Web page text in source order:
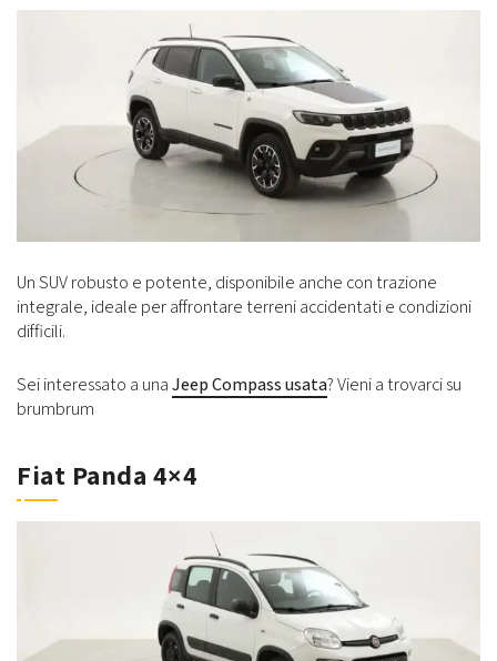
Un SUV robusto e potente, disponibile anche con trazione
integrale, ideale per affrontare terreni accidentati e condizioni
difficili.
Sei interessato a unaJeep Compass usata? Vieni a trovarci su
brumbrum
Fiat Panda 4×4